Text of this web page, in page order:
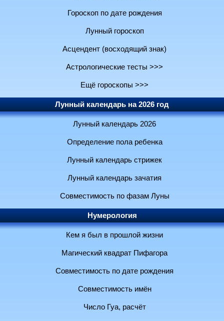
Гороскоп по дате рождения
Лунный гороскоп
Асцендент (восходящий знак)
Астрологические тесты >>>
Ещё гороскопы >>>
Лунный календарь на 2026 год
Лунный календарь 2026
Определение пола ребенка
Лунный календарь стрижек
Лунный календарь зачатия
Совместимость по фазам Луны
Нумерология
Кем я был в прошлой жизни
Магический квадрат Пифагора
Совместимость по дате рождения
Совместимость имён
Число Гуа, расчёт